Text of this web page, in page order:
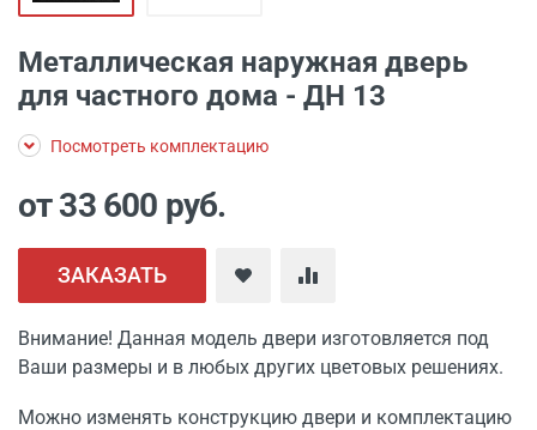
Металлическая наружная дверь
для частного дома - ДН 13
Посмотреть комплектацию
от 33 600 руб.
ЗАКАЗАТЬ
Внимание! Данная модель двери изготовляется под
Ваши размеры и в любых других цветовых решениях.
Можно изменять конструкцию двери и комплектацию